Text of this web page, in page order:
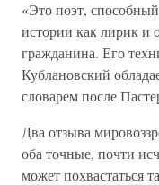
«Это поэт,
истории как лирик и
гражданина. Его
Кублановский
словарем после
Два отзыва
оба точные, почти
может похвастаться